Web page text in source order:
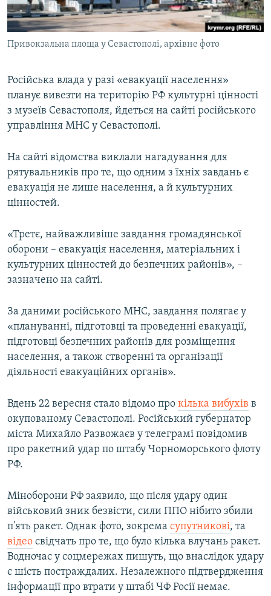
СВІДЧЕННЯ ОКУПАЦІЇ
УКРАЇНСЬКА ПРОБЛЕМА КРИМУ
ІНФОГРАФІКА
Qırımtatar
ДОЛУЧАЙСЯ!
Усі сайти RFE/RL
Привокзальна площа у Севастополі, архівне фото
Російська влада у разі «евакуації населення»
планує вивезти на територію РФ культурні цінності
з музеїв Севастополя, йдеться на сайті російського
управління МНС у Севастополі.
На сайті відомства виклали нагадування для
рятувальників про те, що одним з їхніх завдань є
евакуація не лише населення, а й культурних
цінностей.
«Третє, найважливіше завдання громадянської
оборони – евакуація населення, матеріальних і
культурних цінностей до безпечних районів», –
зазначено на сайті.
За даними російського МНС, завдання полягає у
«плануванні, підготовці та проведенні евакуації,
підготовці безпечних районів для розміщення
населення, а також створенні та організації
діяльності евакуаційних органів».
Вдень 22 вересня стало відомо про кілька вибухів в
окупованому Севастополі. Російський губернатор
міста Михайло Развожаєв у телеграмі повідомив
про ракетний удар по штабу Чорноморського флоту
РФ.
Міноборони РФ заявило, що після удару один
військовий зник безвісти, сили ППО нібито збили
п'ять ракет. Однак фото, зокрема супутникові, та
відео свідчать про те, що було кілька влучань ракет.
Водночас у соцмережах пишуть, що внаслідок удару
є шість постраждалих. Незалежного підтвердження
інформації про втрати у штабі ЧФ Росії немає.